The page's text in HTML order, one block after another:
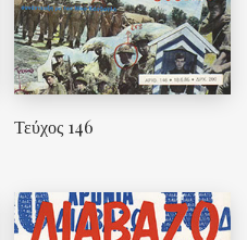
Τεύχος 146